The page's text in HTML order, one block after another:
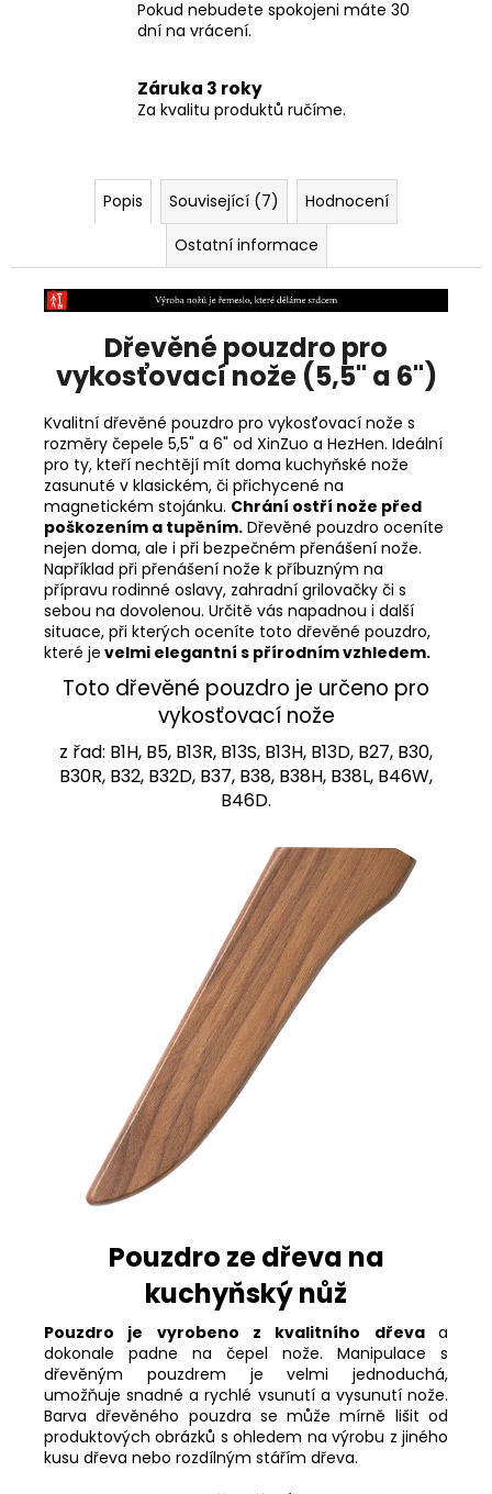
Pokud nebudete spokojeni máte 30
dní na vrácení.
Záruka 3 roky
Za kvalitu produktů ručíme.
Popis Související (7)
Hodnocení
Ostatní informace
Dřevěné pouzdro pro
vykosťovací nože (5,5" a 6")
Kvalitní dřevěné pouzdro pro vykosťovací nože s
rozměry čepele 5,5" a 6" od XinZuo a HezHen. Ideální
pro ty, kteří nechtějí mít doma kuchyňské nože
zasunuté v klasickém, či přichycené na
magnetickém stojánku. Chrání ostří nože před
poškozením a tupěním. Dřevěné pouzdro oceníte
nejen doma, ale i při bezpečném přenášení nože.
Například při přenášení nože k příbuzným na
přípravu rodinné oslavy, zahradní grilovačky či s
sebou na dovolenou. Určitě vás napadnou i další
situace, při kterých oceníte toto dřevěné pouzdro,
které je velmi elegantní s přírodním vzhledem.
Toto dřevěné pouzdro je určeno pro
vykosťovací nože
z řad: B1H, B5, B13R, B13S, B13H, B13D, B27, B30,
B30R, B32, B32D, B37, B38, B38H, B38L, B46W,
B46D.
Pouzdro ze dřeva na
kuchyňský nůž
Pouzdro je vyrobeno z kvalitního dřeva a
dokonale padne na čepel nože. Manipulace s
dřevěným pouzdrem je velmi jednoduchá,
umožňuje snadné a rychlé vsunutí a vysunutí nože.
Barva dřevěného pouzdra se může mírně lišit od
produktových obrázků s ohledem na výrobu z jiného
kusu dřeva nebo rozdílným stářím dřeva.